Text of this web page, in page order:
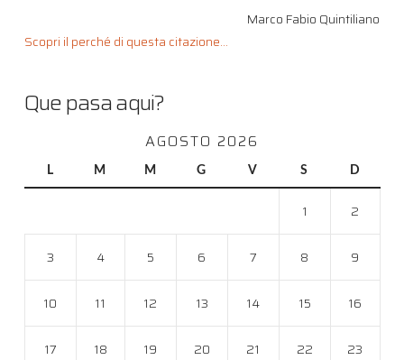
Marco Fabio Quintiliano
Scopri il perché di questa citazione...
Que pasa aqui?
AGOSTO 2026
L M M G V S D
1 2
3 4 5 6 7 8 9
10 11 12 13 14 15 16
17 18 19 20 21 22 23